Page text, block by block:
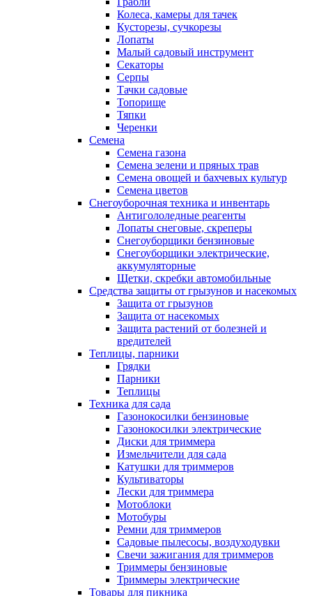
Колеса, камеры для тачек
Кусторезы, сучкорезы
Лопаты
Малый садовый инструмент
Секаторы
Серпы
Тачки садовые
Топорище
Тяпки
Черенки
Семена
Семена газона
Семена зелени и пряных трав
Семена овощей и бахчевых культур
Семена цветов
Снегоуборочная техника и инвентарь
Антигололедные реагенты
Лопаты снеговые, скреперы
Снегоуборщики бензиновые
Снегоуборщики электрические,
аккумуляторные
Щетки, скребки автомобильные
Средства защиты от грызунов и насекомых
Защита от грызунов
Защита от насекомых
Защита растений от болезней и
вредителей
Теплицы, парники
Грядки
Парники
Теплицы
Техника для сада
Газонокосилки бензиновые
Газонокосилки электрические
Диски для триммера
Измельчители для сада
Катушки для триммеров
Культиваторы
Лески для триммера
Мотоблоки
Мотобуры
Ремни для триммеров
Садовые пылесосы, воздуходувки
Свечи зажигания для триммеров
Триммеры бензиновые
Триммеры электрические
Товары для пикника